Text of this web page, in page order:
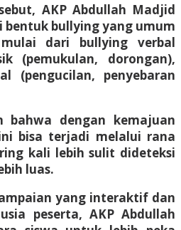
AKP Abdullah Madjid
bentuk bullying yang umum
dari bullying verbal
(pemukulan, dorongan),
(pengucilan, penyebaran
bahwa dengan kemajuan
bisa terjadi melalui rana
kali lebih sulit dideteksi
luas.
yang interaktif dan
peserta, AKP Abdullah